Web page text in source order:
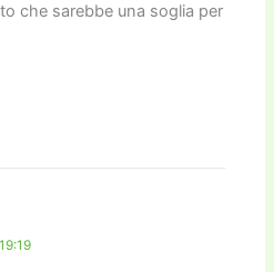
che sarebbe una soglia per